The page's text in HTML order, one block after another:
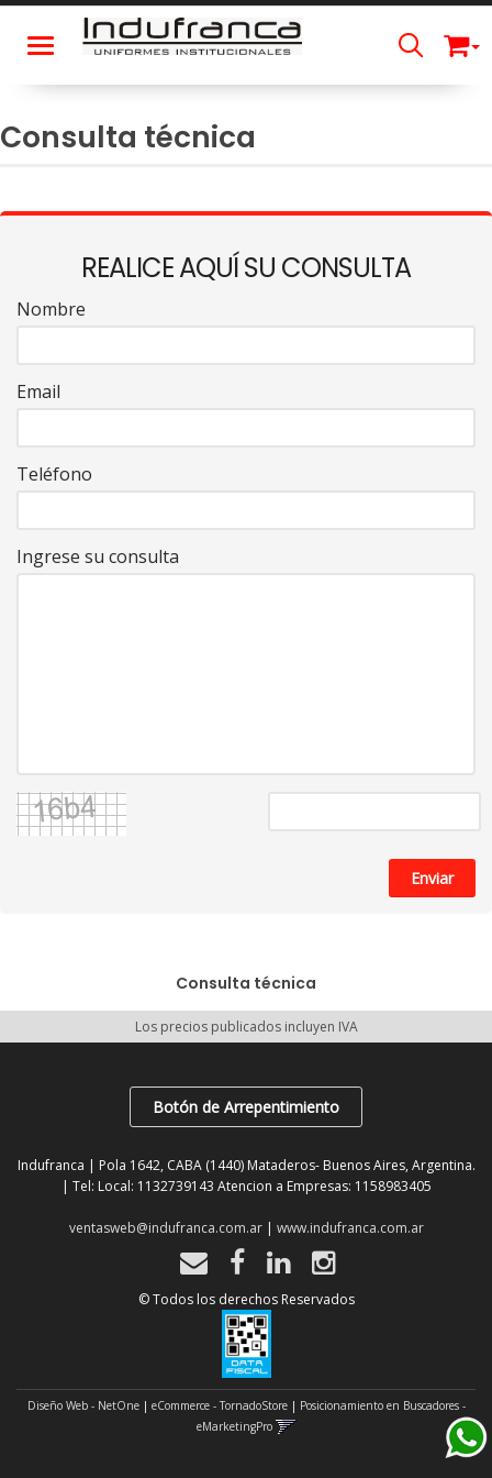
Toggle navigation
Consulta técnica
REALICE AQUÍ SU CONSULTA
Nombre
Email
Teléfono
Ingrese su consulta
Enviar
Consulta técnica
Los precios publicados incluyen IVA
Botón de Arrepentimiento
Indufranca | Pola 1642, CABA (1440) Mataderos- Buenos Aires, Argentina.
| Tel: Local: 1132739143 Atencion a Empresas: 1158983405
ventasweb@indufranca.com.ar| www.indufranca.com.ar
© Todos los derechos Reservados
Diseño Web - NetOne| eCommerce - TornadoStore| Posicionamiento en Buscadores -
eMarketingPro